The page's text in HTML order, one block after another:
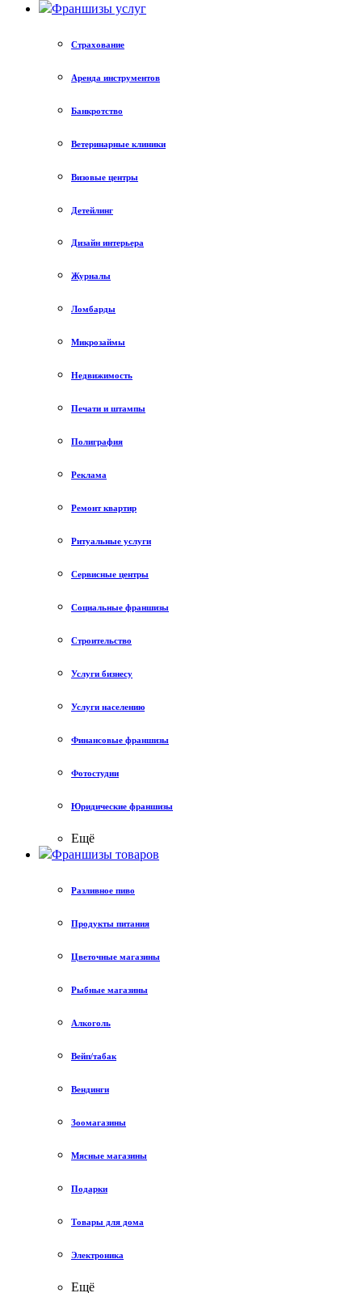
Франшизы услуг
Страхование
Аренда инструментов
Банкротство
Ветеринарные клиники
Визовые центры
Детейлинг
Дизайн интерьера
Журналы
Ломбарды
Микрозаймы
Недвижимость
Печати и штампы
Полиграфия
Реклама
Ремонт квартир
Ритуальные услуги
Сервисные центры
Социальные франшизы
Строительство
Услуги бизнесу
Услуги населению
Финансовые франшизы
Фотостудии
Юридические франшизы
Ещё
Франшизы товаров
Разливное пиво
Продукты питания
Цветочные магазины
Рыбные магазины
Алкоголь
Вейп/табак
Вендинги
Зоомагазины
Мясные магазины
Подарки
Товары для дома
Электроника
Ещё